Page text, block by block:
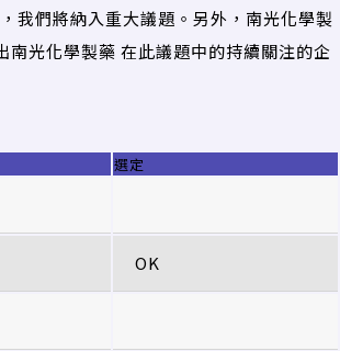
我們將納入重大議題。另外，南光化學製
光化學製藥 在此議題中的持續關注的企
選定
OK